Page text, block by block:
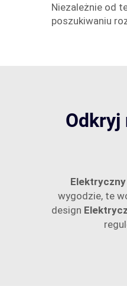
Niezależnie od
poszukiwaniu
Odkryj
wygodzie, te
design